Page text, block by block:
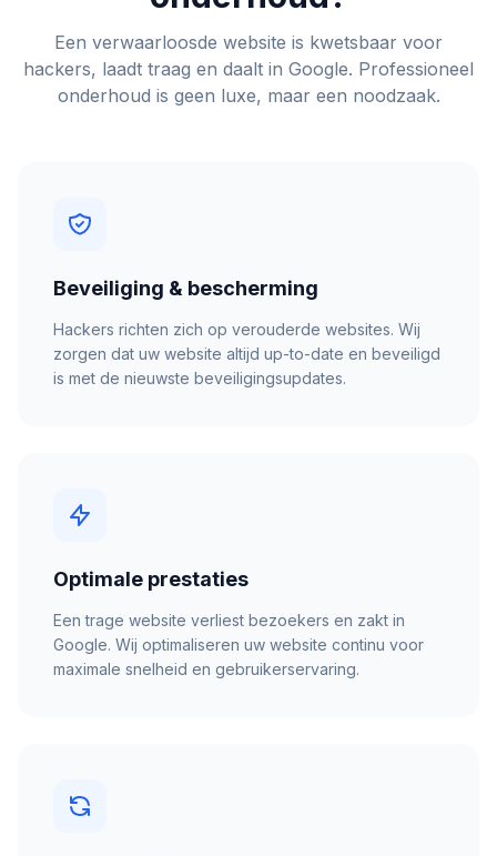
Een verwaarloosde website is kwetsbaar voor
hackers, laadt traag en daalt in Google. Professioneel
onderhoud is geen luxe, maar een noodzaak.
Beveiliging & bescherming
Hackers richten zich op verouderde websites. Wij
zorgen dat uw website altijd up-to-date en beveiligd
is met de nieuwste beveiligingsupdates.
Optimale prestaties
Een trage website verliest bezoekers en zakt in
Google. Wij optimaliseren uw website continu voor
maximale snelheid en gebruikerservaring.